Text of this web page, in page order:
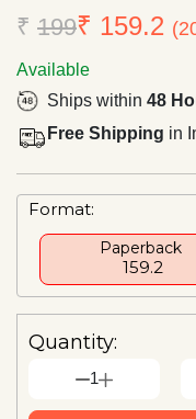
₹ 199₹ 159.2
Available
Ships within 48
Free Shipping in
Format:
Paperback
₹ 159.2
Quantity:
1